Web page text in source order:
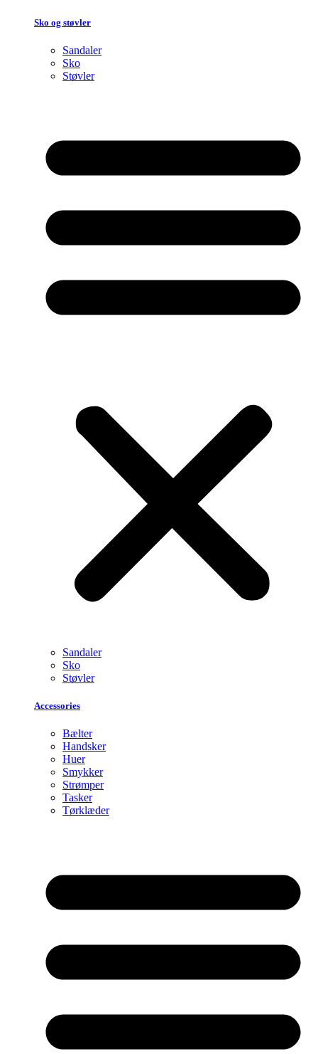
Sko og støvler
Sandaler
Sko
Støvler
Sandaler
Sko
Støvler
Accessories
Bælter
Handsker
Huer
Smykker
Strømper
Tasker
Tørklæder